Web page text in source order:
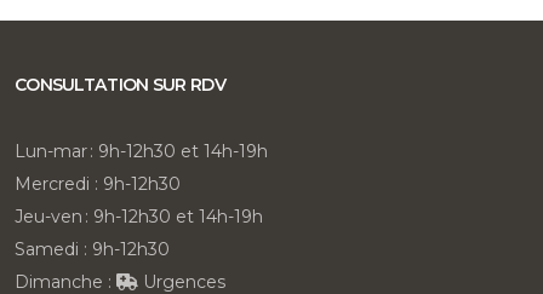
CONSULTATION SUR RDV
Lun-mar : 9h-12h30 et 14h-19h
Mercredi : 9h-12h30
Jeu-ven : 9h-12h30 et 14h-19h
Samedi : 9h-12h30
Dimanche :
Urgences